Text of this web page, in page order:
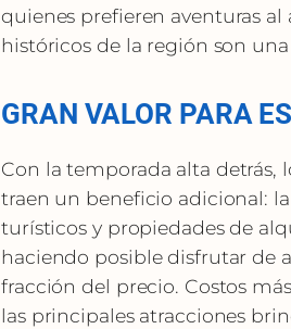
quienes prefieren aventuras
históricos de la región son
GRAN VALOR PARA
Con la temporada alta detrás,
traen un beneficio adicional:
turísticos y propiedades de
haciendo posible disfrutar de
fracción del precio. Costos
las principales atracciones